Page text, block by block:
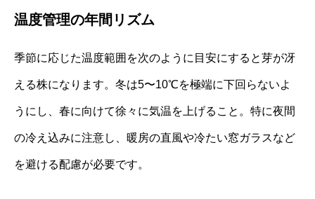
温度管理の年間リズム
季節に応じた温度範囲を次のように目安にすると芽が冴
える株になります。冬は5〜10℃を極端に下回らないよ
うにし、春に向けて徐々に気温を上げること。特に夜間
の冷え込みに注意し、暖房の直風や冷たい窓ガラスなど
を避ける配慮が必要です。